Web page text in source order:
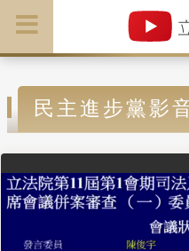
民主進步黨影